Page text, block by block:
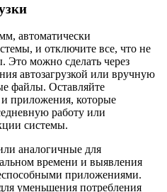
автоматически
и отключите все, что не
Это можно сделать через
автозагрузкой или вручную
файлы. Оставляйте
приложения, которые
работу или
системы.
аналогичные для
времени и выявления
приложениями.
уменьшения потребления